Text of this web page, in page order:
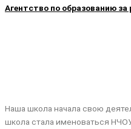
Агентство по образованию
Наша школа начала свою
школа стала именоваться